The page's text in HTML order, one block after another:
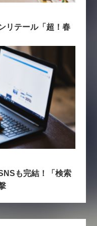
リテール「超！春
も完結！「検索